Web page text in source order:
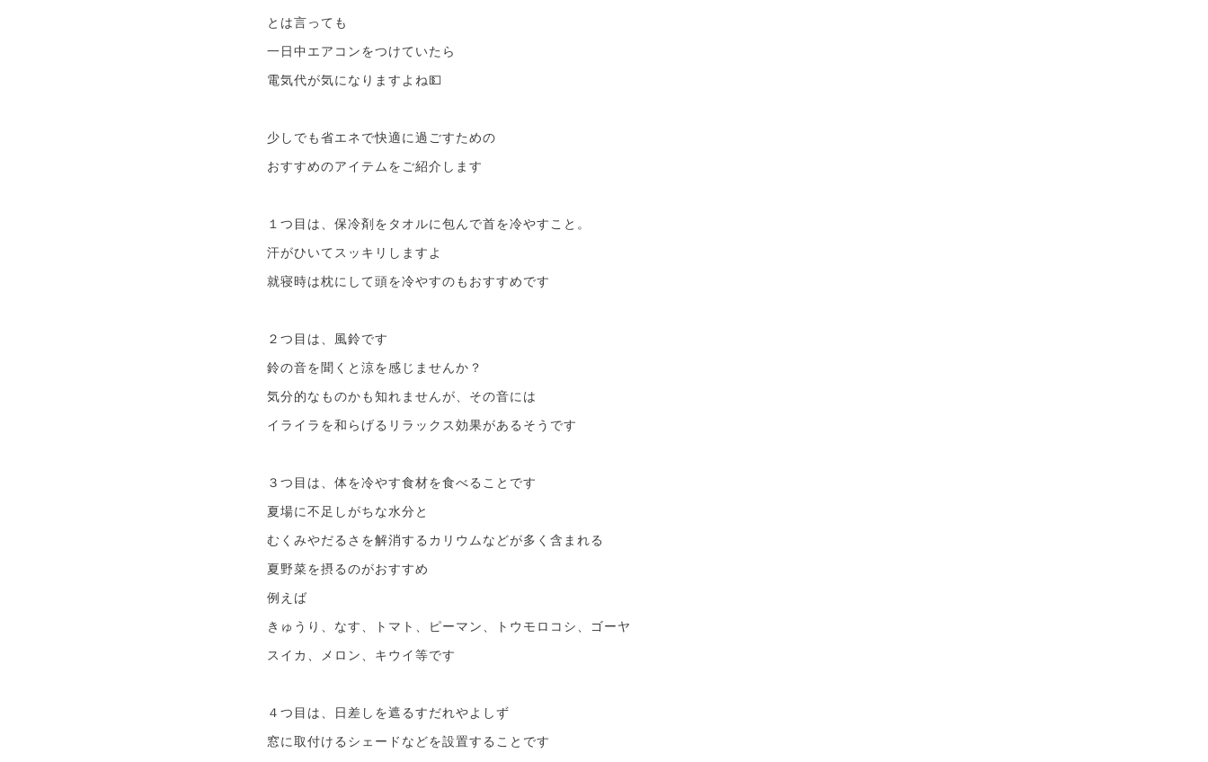
とは言っても
一日中エアコンをつけていたら
電気代が気になりますよね💵
少しでも省エネで快適に過ごすための
おすすめのアイテムをご紹介します
１つ目は、保冷剤をタオルに包んで首を冷やすこと。
汗がひいてスッキリしますよ
就寝時は枕にして頭を冷やすのもおすすめです
２つ目は、風鈴です
鈴の音を聞くと涼を感じませんか？
気分的なものかも知れませんが、その音には
イライラを和らげるリラックス効果があるそうです
３つ目は、体を冷やす食材を食べることです
夏場に不足しがちな水分と
むくみやだるさを解消するカリウムなどが多く含まれる
夏野菜を摂るのがおすすめ
例えば
きゅうり、なす、トマト、ピーマン、トウモロコシ、ゴーヤ
スイカ、メロン、キウイ等です
４つ目は、日差しを遮るすだれやよしず
窓に取付けるシェードなどを設置することです